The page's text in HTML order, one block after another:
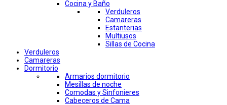
Cocina y Baño
Verduleros
Camareras
Estanterias
Multiusos
Sillas de Cocina
Verduleros
Camareras
Dormitorio
Armarios dormitorio
Mesillas de noche
Comodas y Sinfonieres
Cabeceros de Cama